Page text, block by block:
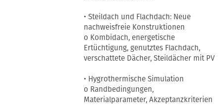
• Steildach und Flachdach: Neue
nachweisfreie Konstruktionen
o Kombidach, energetische
Ertüchtigung, genutztes Flachdach,
verschattete Dächer, Steildächer mit PV
• Hygrothermische Simulation
o Randbedingungen,
Materialparameter, Akzeptanzkriterien